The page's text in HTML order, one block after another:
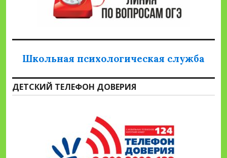
Школьная психологическая служба
ДЕТСКИЙ ТЕЛЕФОН ДОВЕРИЯ